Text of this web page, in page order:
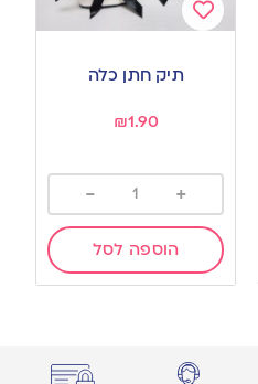
תיק חתן כלה
₪1.90
+
-
הוספה לסל